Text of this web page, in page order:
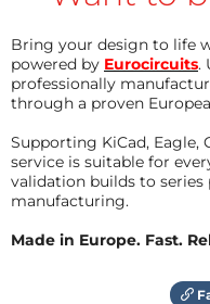
Bring your design to life
powered by Eurocircuits.
professionally
through a proven
Supporting KiCad, Eagle,
service is suitable for
validation builds to
manufacturing.
Made in Europe. Fast.